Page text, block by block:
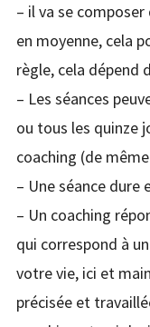
– il va se
en moyenne, cela
règle, cela dépend
– Les séances
ou tous les quinze
coaching (de
– Une séance dure
– Un coaching
qui correspond à
votre vie, ici et
précisée et